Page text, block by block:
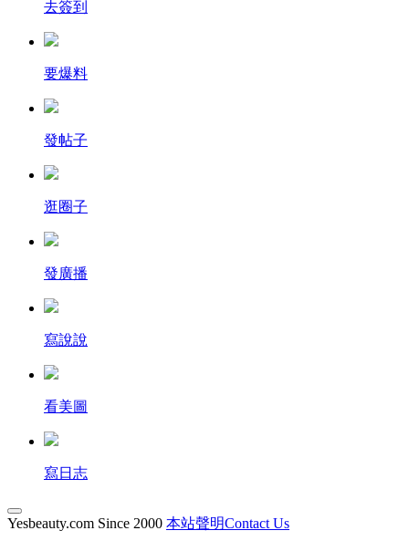
去簽到
要爆料
發帖子
逛圈子
發廣播
寫說說
看美圖
寫日志
Yesbeauty.com Since 2000 本站聲明Contact Us